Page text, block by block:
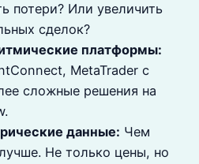
потери? Или увеличить
сделок?
платформы:
MetaTrader с
сложные решения на
данные: Чем
Не только цены, но